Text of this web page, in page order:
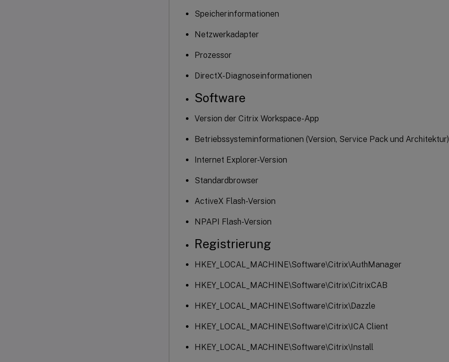
Speicherinformationen
Netzwerkadapter
Prozessor
DirectX-Diagnoseinformationen
Software
Version der Citrix Workspace-App
Betriebssysteminformationen (Version, Service Pack und Architektur)
Internet Explorer-Version
Standardbrowser
ActiveX Flash-Version
NPAPI Flash-Version
Registrierung
HKEY_LOCAL_MACHINE\Software\Citrix\AuthManager
HKEY_LOCAL_MACHINE\Software\Citrix\CitrixCAB
HKEY_LOCAL_MACHINE\Software\Citrix\Dazzle
HKEY_LOCAL_MACHINE\Software\Citrix\ICA Client
HKEY_LOCAL_MACHINE\Software\Citrix\Install